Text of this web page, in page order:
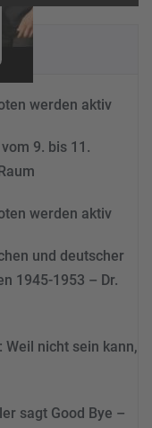
werden aktiv
9. bis 11.
werden aktiv
und deutscher
1945-1953 – Dr.
Weil nicht sein kann,
sagt Good Bye –